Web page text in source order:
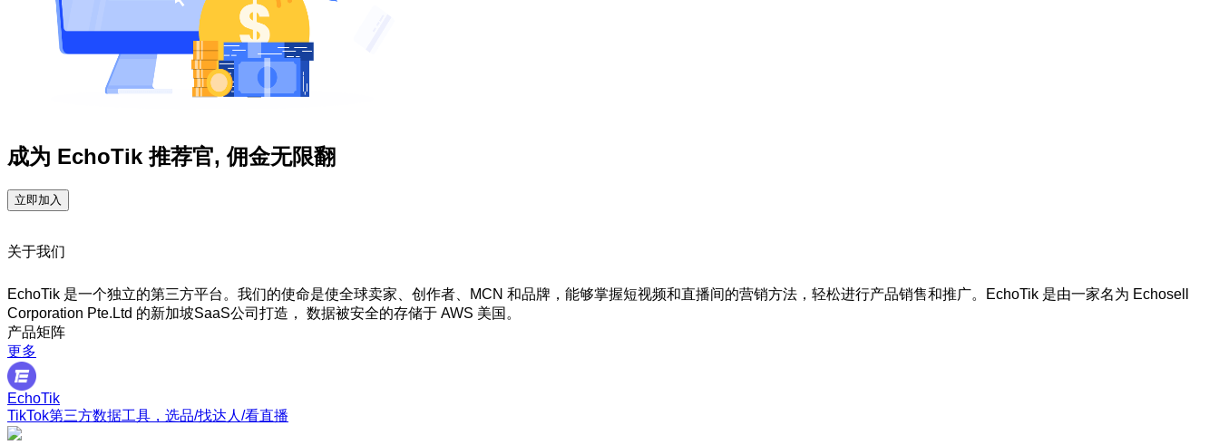
成为 EchoTik 推荐官, 佣金无限翻
立即加入
关于我们
EchoTik 是一个独立的第三方平台。我们的使命是使全球卖家、创作者、MCN 和品牌，能够掌握短视频和直播间的营销方法，轻松进行产品销售和推广。EchoTik 是由一家名为 Echosell
Corporation Pte.Ltd 的新加坡SaaS公司打造， 数据被安全的存储于 AWS 美国。
产品矩阵
更多
EchoTik
TikTok第三方数据工具，选品/找达人/看直播